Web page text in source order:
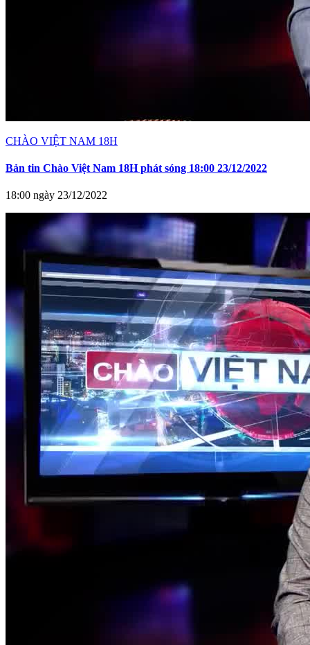
CHÀO VIỆT NAM 18H
Bản tin Chào Việt Nam 18H phát sóng 18:00 23/12/2022
18:00 ngày 23/12/2022